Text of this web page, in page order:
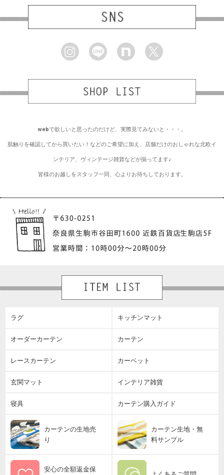
webで欲しいと思ったのだけど、実際見てみないと・・・。
肌触りを確認してから買いたい！などのご希望に加え、店舗だけのおしゃれな北欧イ
ンテリア、ヴィンテージ雑貨などが揃ってます♪
皆様のお越しをスタッフ一同、心よりお待ちしております。
ラグ キッチンマット
オーダーカーテン カーテン
レースカーテン カーペット
玄関マット インテリア雑貨
寝具 カーテン購入ガイド
カーテンの生地売
り
カーテン生地・無
料サンプル
安心の全額返金保